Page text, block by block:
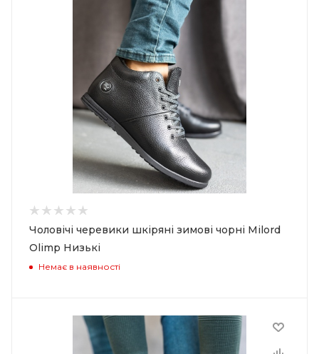
Чоловічі черевики шкіряні зимові чорні Milord
Olimp Низькі
Немає в наявності